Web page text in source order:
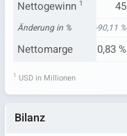
Nettogewinn 1
166 45
Änderung in %
-13,99 % -90,11 %
Nettomarge
3,20 % 0,83 %
1 USD in Millionen
Bilanz